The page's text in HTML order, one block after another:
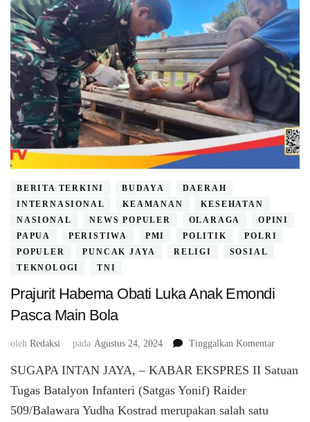
BERITA TERKINI BUDAYA
DAERAH
INTERNASIONAL
KEAMANAN
KESEHATAN
NASIONAL
NEWS POPULER OLARAGA
OPINI
PAPUA
PERISTIWA PMI POLITIK
POLRI
POPULER
PUNCAK JAYA RELIGI
SOSIAL
TEKNOLOGI
TNI
Prajurit Habema Obati Luka Anak Emondi
Pasca Main Bola
oleh Redaksi pada Agustus 24, 2024 Tinggalkan Komentarpada
Habema
SUGAPA INTAN JAYA, – KABAR EKSPRES II Satuan
Tugas Batalyon Infanteri (Satgas Yonif) Raider
509/Balawara Yudha Kostrad merupakan salah satu